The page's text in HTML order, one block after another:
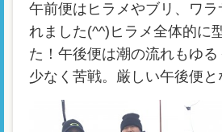
午前便はヒラメやブリ、ワ
れました(^^)ヒラメ全体的に
た！午後便は潮の流れもゆ
少なく苦戦。厳しい午後便と